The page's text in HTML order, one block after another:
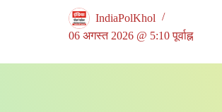
IndiaPolKhol
06 अगस्त 2026 @ 5:10 पूर्वाह्न